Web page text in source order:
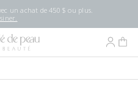
un achat de 450 $ ou plus.